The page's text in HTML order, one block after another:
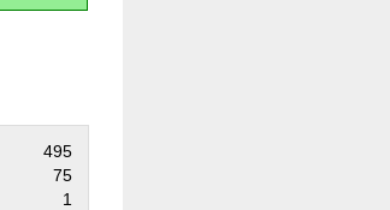
495
75
1